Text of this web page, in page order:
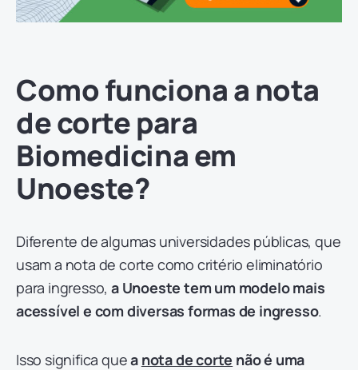
Como funciona a nota
de corte para
Biomedicina em
Unoeste?
Diferente de algumas universidades públicas, que
usam a nota de corte como critério eliminatório
para ingresso,a Unoeste tem um modelo mais
acessível e com diversas formas de ingresso.
Isso significa quea nota de corte não é uma